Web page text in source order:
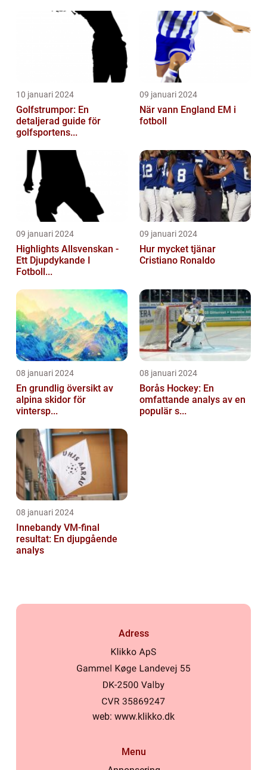
10 januari 2024
Golfstrumpor: En
detaljerad guide för
golfsportens...
09 januari 2024
När vann England EM i
fotboll
09 januari 2024
Highlights Allsvenskan -
Ett Djupdykande I
Fotboll...
09 januari 2024
Hur mycket tjänar
Cristiano Ronaldo
08 januari 2024
En grundlig översikt av
alpina skidor för
vintersp...
08 januari 2024
Borås Hockey: En
omfattande analys av en
populär s...
08 januari 2024
Innebandy VM-final
resultat: En djupgående
analys
Adress
web: www.klikko.dk
Menu